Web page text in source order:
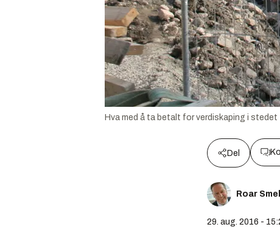
Hva med å ta betalt for verdiskaping i stedet
Del
Roar
29. aug. 2016 -